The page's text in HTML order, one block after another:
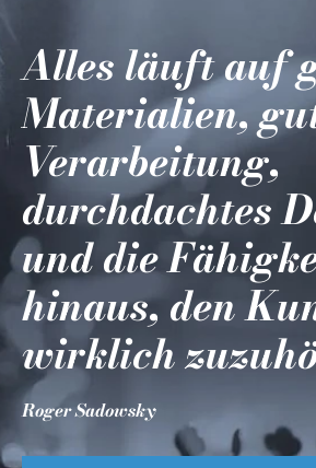
Alles läuft auf
Materialien,
Verarbeitung,
durchdachtes
und die
hinaus, den
wirklich
Roger Sadowsky